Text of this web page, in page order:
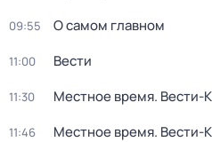
09:55 О самом главном
11:00 Вести
11:30 Местное время. Вести-
11:46 Местное время. Вести-